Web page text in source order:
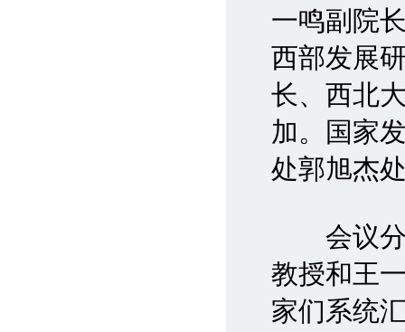
一鸣副院
西部发展
长、西北
加。国家
处郭旭杰
会议分
教授和王
家们系统